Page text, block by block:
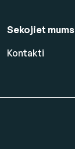
Sekojiet mums
Kontakti